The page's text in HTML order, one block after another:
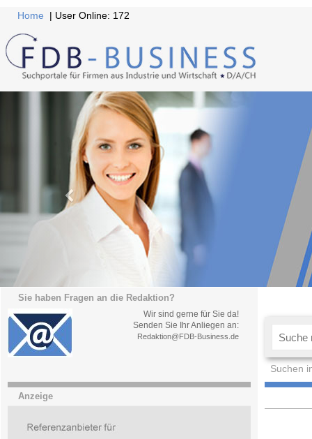
Home | User Online: 172
Sie haben Fragen an die Redaktion?
Wir sind gerne für Sie da!
Senden Sie Ihr Anliegen an:
Redaktion@FDB-Business.de
Suchen
Anzeige